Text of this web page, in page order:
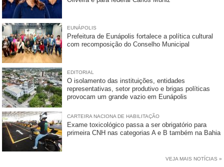
EUNÁPOLIS
Prefeitura de Eunápolis fortalece a política cultural
com recomposição do Conselho Municipal
EDITORIAL
O isolamento das instituições, entidades
representativas, setor produtivo e brigas políticas
provocam um grande vazio em Eunápolis
CARTEIRA NACIONA DE HABILITAÇÃO
Exame toxicológico passa a ser obrigatório para
primeira CNH nas categorias A e B também na Bahia
VEJA MAIS NOTÍCIAS »